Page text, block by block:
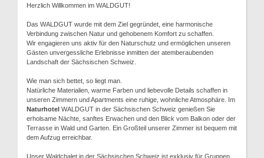
Herzlich Willkommen im WALDGUT!
Das WALDGUT wurde mit dem Ziel gegründet, eine harmonische
Verbindung zwischen Natur und gehobenem Komfort zu schaffen.
Wir engagieren uns aktiv für den Naturschutz und ermöglichen unseren
Gästen unvergessliche Erlebnisse inmitten der atemberaubenden
Landschaft der Sächsischen Schweiz.
Wie man sich bettet, so liegt man.
Natürliche Materialien, warme Farben und liebevolle Details schaffen in
unseren Zimmern und Apartments eine ruhige, wohnliche Atmosphäre. Im
Naturhotel WALDGUT in der Sächsischen Schweiz genießen Sie
erholsame Nächte, sanftes Erwachen und den Blick vom Balkon oder der
Terrasse in Wald und Garten. Ein Großteil unserer Zimmer ist bequem mit
dem Aufzug erreichbar.
Unser Waldchalet in der Sächsischen Schweiz ist exklusiv für Gruppen